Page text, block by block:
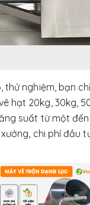
nghiệm, bạn
hạt 20kg, 30kg,
suất từ một
chi phí đầu